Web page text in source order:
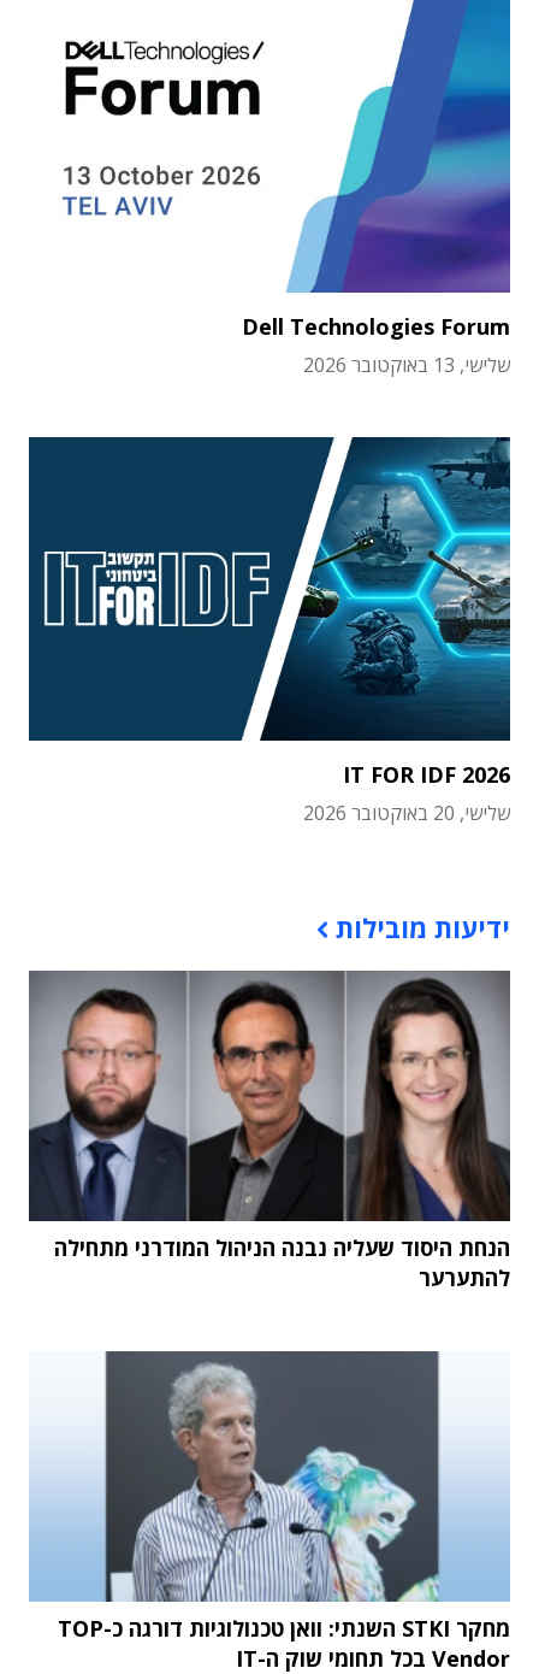
Dell Technologies Forum
שלישי, 13 באוקטובר 2026
IT FOR IDF 2026
שלישי, 20 באוקטובר 2026
ידיעות מובילות
הנחת היסוד שעליה נבנה הניהול המודרני מתחילה
להתערער
מחקר STKI השנתי: וואן טכנולוגיות דורגה כ-TOP
Vendor בכל תחומי שוק ה-IT